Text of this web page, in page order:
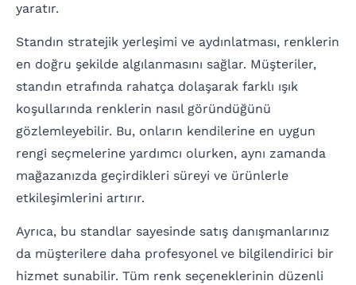
yaratır.
Standın stratejik yerleşimi ve aydınlatması, renklerin
en doğru şekilde algılanmasını sağlar. Müşteriler,
standın etrafında rahatça dolaşarak farklı ışık
koşullarında renklerin nasıl göründüğünü
gözlemleyebilir. Bu, onların kendilerine en uygun
rengi seçmelerine yardımcı olurken, aynı zamanda
mağazanızda geçirdikleri süreyi ve ürünlerle
etkileşimlerini artırır.
Ayrıca, bu standlar sayesinde satış danışmanlarınız
da müşterilere daha profesyonel ve bilgilendirici bir
hizmet sunabilir. Tüm renk seçeneklerinin düzenli